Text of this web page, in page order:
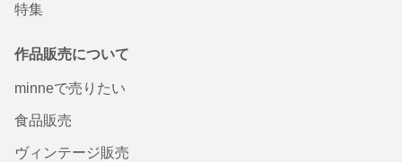
特集
作品販売について
minneで売りたい
食品販売
ヴィンテージ販売